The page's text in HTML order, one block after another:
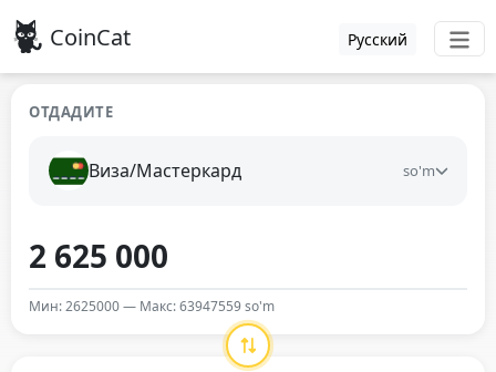
CoinCat Русский
ОТДАДИТЕ
Виза/Мастеркард so'm
Мин: 2625000 — Макс: 63947559 so'm